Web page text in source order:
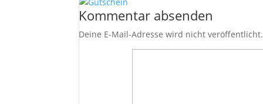
Kommentar absenden
Deine E-Mail-Adresse wird nicht veröffentlicht.